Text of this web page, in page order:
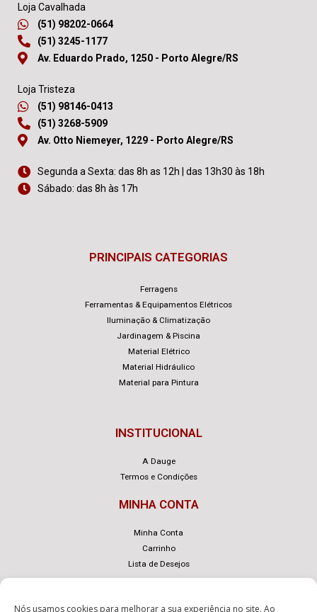
Nós usamos cookies para melhorar a sua experiência no site. Ao
Loja Cavalhada
(51) 98202-0664
(51) 3245-1177
Av. Eduardo Prado, 1250 - Porto Alegre/RS
Loja Tristeza
(51) 98146-0413
(51) 3268-5909
Av. Otto Niemeyer, 1229 - Porto Alegre/RS
Segunda a Sexta: das 8h as 12h | das 13h30 às 18h
Sábado: das 8h às 17h
PRINCIPAIS CATEGORIAS
Ferragens
Ferramentas & Equipamentos Elétricos
Iluminação & Climatização
Jardinagem & Piscina
Material Elétrico
Material Hidráulico
Material para Pintura
INSTITUCIONAL
A Dauge
Termos e Condições
MINHA CONTA
Minha Conta
Carrinho
Lista de Desejos